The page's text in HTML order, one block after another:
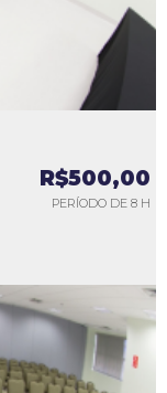
R$500,00
PERÍODO DE 8 H